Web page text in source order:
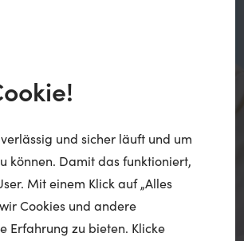
und sicher läuft und um
können. Damit das funktioniert,
Mit einem Klick auf „Alles
Cookies und andere
Erfahrung zu bieten. Klicke